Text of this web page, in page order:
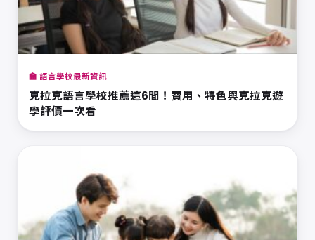
🏫 語言學校最新資訊
克拉克語言學校推薦這6間！費用、特色與克拉克遊
學評價一次看